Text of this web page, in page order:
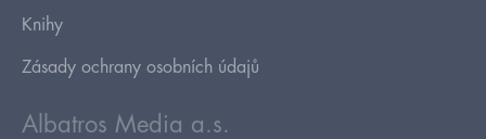
Knihy
Zásady ochrany osobních údajů
Albatros Media a.s.